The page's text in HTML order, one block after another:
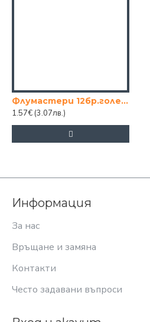
Флумастери 12бр.големи,миещи се.
1.57€ (3.07лв.)
Информация
За нас
Връщане и замяна
Контакти
Често задавани въпроси